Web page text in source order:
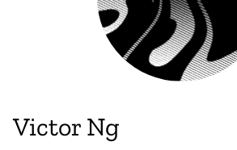
Victor Ng